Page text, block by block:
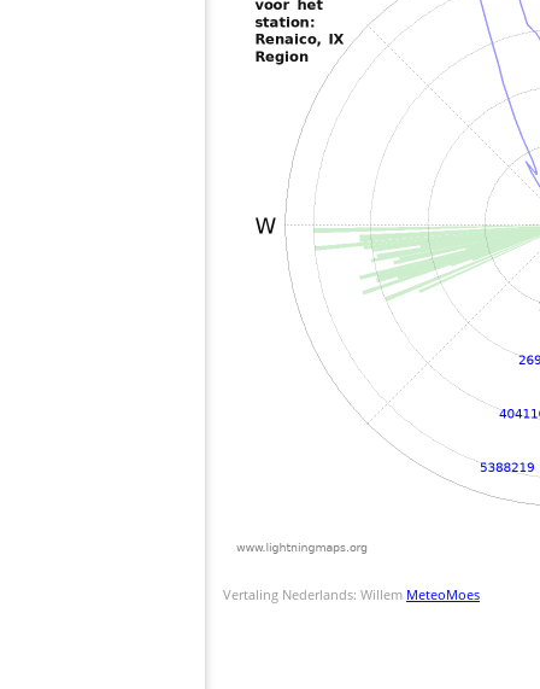
Vertaling Nederlands: Willem MeteoMoes